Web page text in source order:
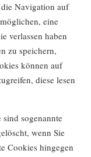
Navigation auf
eine
verlassen haben
zu speichern,
können auf
diese lesen
sogenannte
wenn Sie
Cookies hingegen